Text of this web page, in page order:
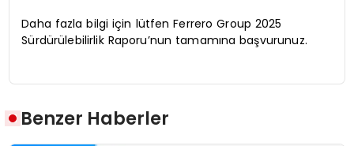
Daha fazla bilgi için lütfen Ferrero Group 2025
Sürdürülebilirlik Raporu’nun tamamına başvurunuz.
Benzer Haberler